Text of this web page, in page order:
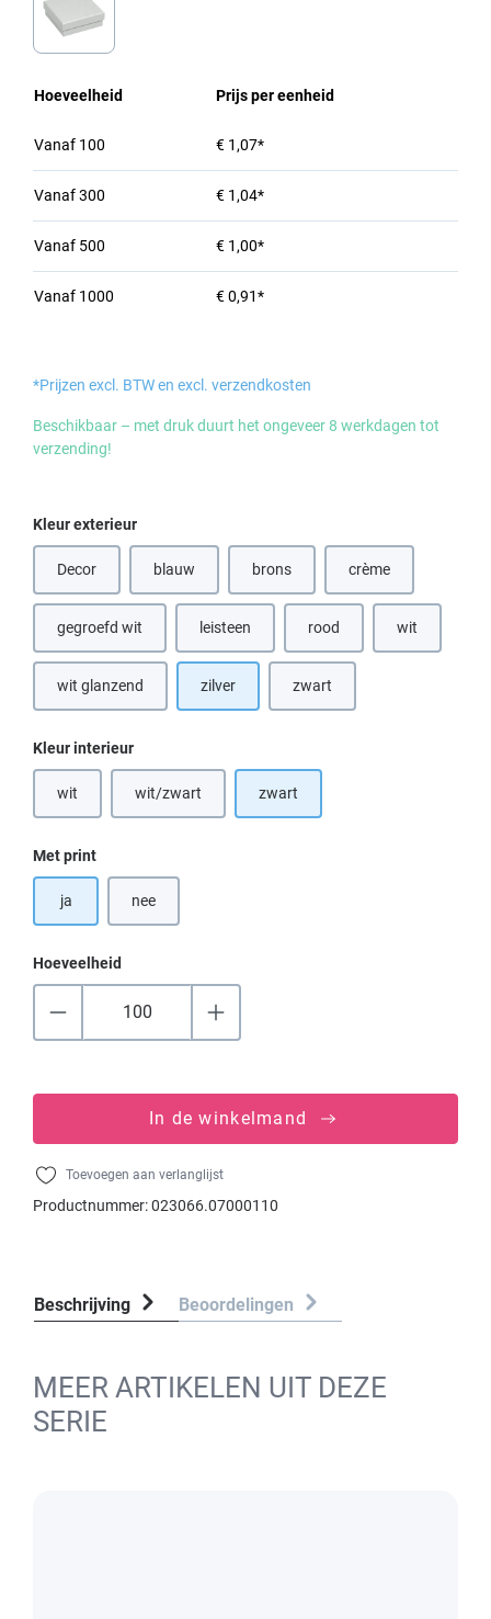
Hoeveelheid Prijs per eenheid
Vanaf 100 € 1,07*
Vanaf300 € 1,04*
Vanaf 500 € 1,00*
Vanaf 1000 € 0,91*
*Prijzen excl. BTW en excl. verzendkosten
Beschikbaar – met druk duurt het ongeveer 8 werkdagen tot
verzending!
Selecteer
Kleur exterieur
Decor blauw(Deze optie is momenteel niet beschikbaar.)
brons
(Deze optie is momenteel niet
crème(Deze optie is
gegroefd wit leisteen rood wit(Deze optie is
wit glanzend(Deze optie is momenteel niet beschikbaar.)
zilver zwart
Selecteer
Kleur interieur
wit(Deze optie is momenteel niet beschikbaar.)
wit/zwart(Deze optie is momenteel niet beschikbaar.)
zwart
Selecteer
Met print
ja nee
Hoeveelheid
In de winkelmand
Toevoegen aan verlanglijst
Productnummer:023066.07000110
Beschrijving Beoordelingen
MEER ARTIKELEN UIT DEZE
SERIE